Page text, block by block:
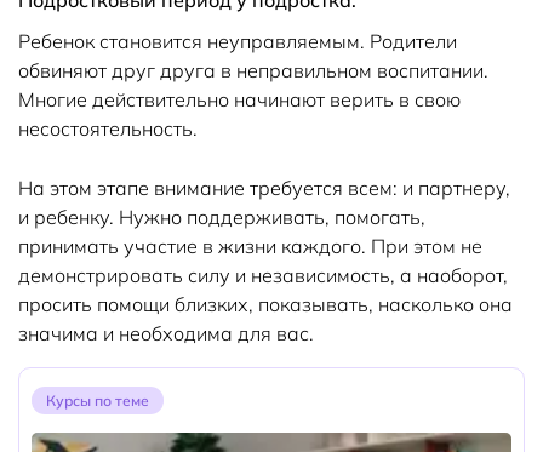
Ребенок становится неуправляемым. Родители
обвиняют друг друга в неправильном воспитании.
Многие действительно начинают верить в свою
несостоятельность.
На этом этапе внимание требуется всем: и партнеру,
и ребенку. Нужно поддерживать, помогать,
принимать участие в жизни каждого. При этом не
демонстрировать силу и независимость, а наоборот,
просить помощи близких, показывать, насколько она
значима и необходима для вас.
Курсы по теме